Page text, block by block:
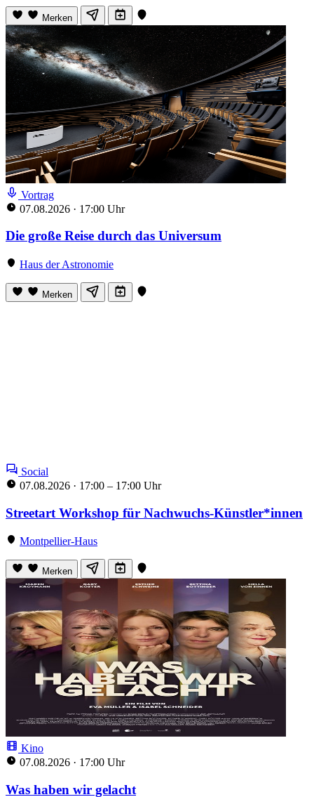
Merken
Vortrag
07.08.2026 · 17:00 Uhr
Die große Reise durch das Universum
Haus der Astronomie
Merken
Social
07.08.2026 · 17:00 – 17:00 Uhr
Streetart Workshop für Nachwuchs-Künstler*innen
Montpellier-Haus
Merken
Kino
07.08.2026 · 17:00 Uhr
Was haben wir gelacht